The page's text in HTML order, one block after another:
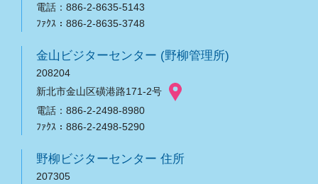
電話：886-2-8635-5143
ﾌｧｸｽ：886-2-8635-3748
金山ビジターセンター (野柳管理所)
208204
新北市金山区磺港路171-2号
電話：886-2-2498-8980
ﾌｧｸｽ：886-2-2498-5290
野柳ビジターセンター 住所
207305